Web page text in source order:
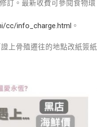
訂。最新收費可參閱食物環
cc/info_charge.html 。
上骨殖遷往的地點改紙簽紙